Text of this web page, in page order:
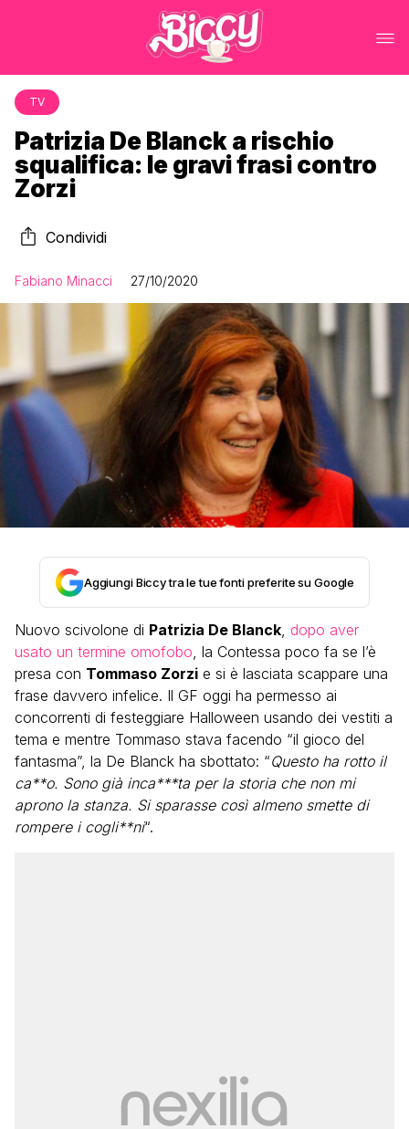
TV
Patrizia De Blanck a rischio
squalifica: le gravi frasi contro
Zorzi
Condividi
Fabiano Minacci 27/10/2020
Aggiungi Biccy tra le tue fonti preferite su Google
Nuovo scivolone di Patrizia De Blanck dopo aver
usato un termine omofobo , la Contessa poco fa se l’è
presa con Tommaso Zorzi e si è lasciata scappare una
frase davvero infelice. Il GF oggi ha permesso ai
concorrenti di festeggiare Halloween usando dei vestiti a
tema e mentre Tommaso stava facendo “il gioco del
fantasma”, la De Blanck ha sbottato: “Questo ha rotto il
ca**o. Sono già inca***ta per la storia che non mi
aprono la stanza. Si sparasse così almeno smette di
rompere i cogli**ni“.